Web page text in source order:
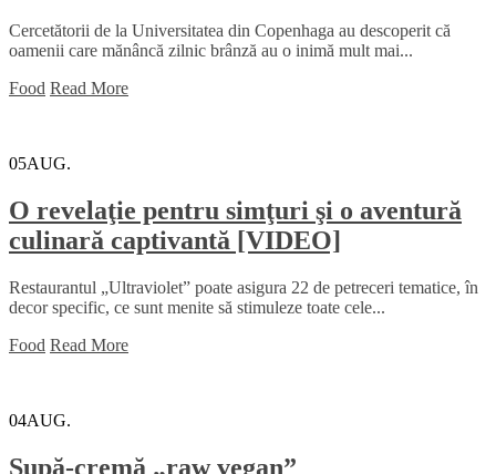
Cercetătorii de la Universitatea din Copenhaga au descoperit că
oamenii care mănâncă zilnic brânză au o inimă mult mai...
Food Read More
05AUG.
O revelaţie pentru simţuri şi o aventură
culinară captivantă [VIDEO]
Restaurantul „Ultraviolet” poate asigura 22 de petreceri tematice, în
decor specific, ce sunt menite să stimuleze toate cele...
Food Read More
04AUG.
Supă-cremă „raw vegan”